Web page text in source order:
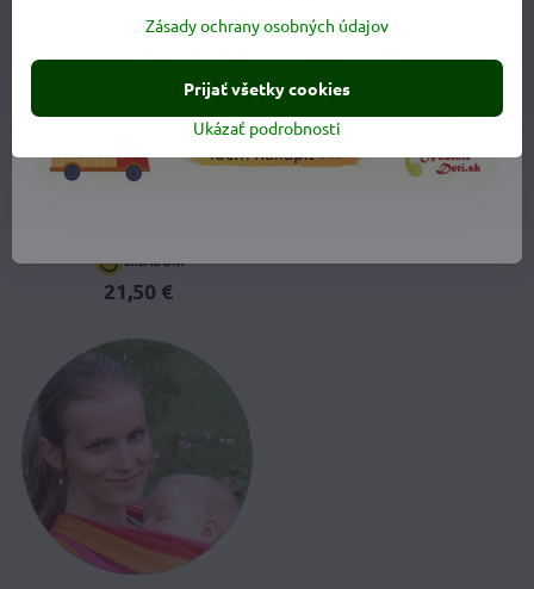
21,50 €
Zásady ochrany osobných údajov
Ukázať podrobnosti
Prijať všetky cookies